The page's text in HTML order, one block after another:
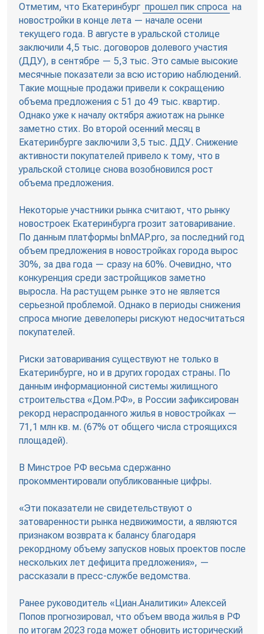
Отметим, что Екатеринбург прошел пик спроса на
новостройки в конце лета — начале осени
текущего года. В августе в уральской столице
заключили 4,5 тыс. договоров долевого участия
(ДДУ), в сентябре — 5,3 тыс. Это самые высокие
месячные показатели за всю историю наблюдений.
Такие мощные продажи привели к сокращению
объема предложения с 51 до 49 тыс. квартир.
Однако уже к началу октября ажиотаж на рынке
заметно стих. Во второй осенний месяц в
Екатеринбурге заключили 3,5 тыс. ДДУ. Снижение
активности покупателей привело к тому, что в
уральской столице снова возобновился рост
объема предложения.
Некоторые участники рынка считают, что рынку
новостроек Екатеринбурга грозит затоваривание.
По данным платформы bnMAP.pro, за последний год
объем предложения в новостройках города вырос
30%, за два года — сразу на 60%. Очевидно, что
конкуренция среди застройщиков заметно
выросла. На растущем рынке это не является
серьезной проблемой. Однако в периоды снижения
спроса многие девелоперы рискуют недосчитаться
покупателей.
Риски затоваривания существуют не только в
Екатеринбурге, но и в других городах страны. По
данным информационной системы жилищного
строительства «Дом.РФ», в России зафиксирован
рекорд нераспроданного жилья в новостройках —
71,1 млн кв. м. (67% от общего числа строящихся
площадей).
В Минстрое РФ весьма сдержанно
прокомментировали опубликованные цифры.
«Эти показатели не свидетельствуют о
затоваренности рынка недвижимости, а являются
признаком возврата к балансу благодаря
рекордному объему запусков новых проектов после
нескольких лет дефицита предложения», —
рассказали в пресс-службе ведомства.
Ранее руководитель «Циан.Аналитики» Алексей
Попов прогнозировал, что объем ввода жилья в РФ
по итогам 2023 года может обновить исторический